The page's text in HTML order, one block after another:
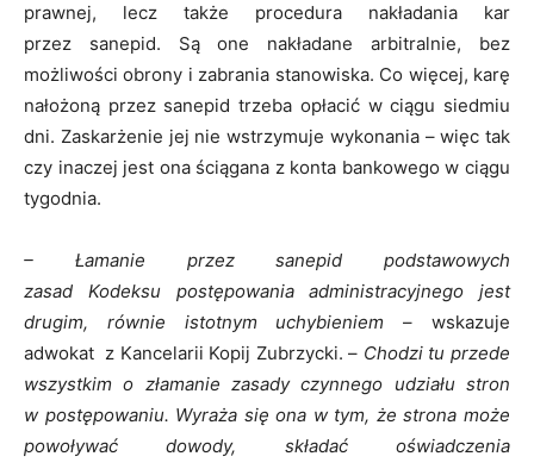
prawnej, lecz także procedura nakładania kar
przez sanepid. Są one nakładane arbitralnie, bez
możliwości obrony i zabrania stanowiska. Co więcej, karę
nałożoną przez sanepid trzeba opłacić w ciągu siedmiu
dni. Zaskarżenie jej nie wstrzymuje wykonania – więc tak
czy inaczej jest ona ściągana z konta bankowego w ciągu
tygodnia.
– Łamanie przez sanepid podstawowych
zasad Kodeksu postępowania administracyjnego jest
drugim, równie istotnym uchybieniem – wskazuje
adwokat z Kancelarii Kopij Zubrzycki. – Chodzi tu przede
wszystkim o złamanie zasady czynnego udziału stron
w postępowaniu. Wyraża się ona w tym, że strona może
powoływać dowody, składać oświadczenia